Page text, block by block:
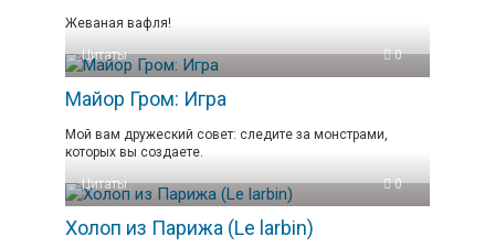
Жеваная вафля!
Цитаты 0
Майор Гром: Игра
Мой вам дружеский совет: следите за монстрами,
которых вы создаете.
Цитаты 0
Холоп из Парижа (Le larbin)